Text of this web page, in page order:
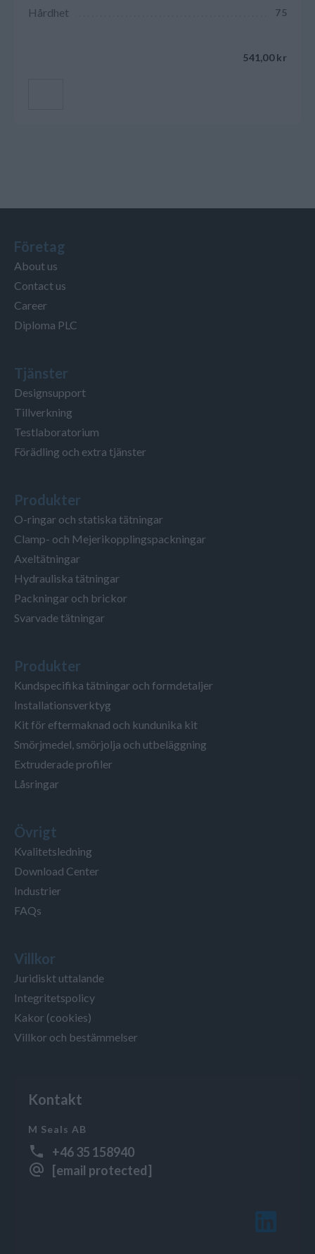
Hårdhet 75
541,00 kr
Företag
About us
Contact us
Career
Diploma PLC
Tjänster
Designsupport
Tillverkning
Testlaboratorium
Förädling och extra tjänster
Produkter
O-ringar och statiska tätningar
Clamp- och Mejerikopplingspackningar
Axeltätningar
Hydrauliska tätningar
Packningar och brickor
Svarvade tätningar
Produkter
Kundspecifika tätningar och formdetaljer
Installationsverktyg
Kit för eftermaknad och kundunika kit
Smörjmedel, smörjolja och utbeläggning
Extruderade profiler
Låsringar
Övrigt
Kvalitetsledning
Download Center
Industrier
FAQs
Villkor
Juridiskt uttalande
Integritetspolicy
Kakor (cookies)
Villkor och bestämmelser
Kontakt
M Seals AB
+46 35 158940
[email protected]